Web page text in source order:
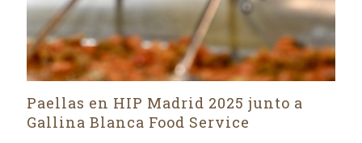
Paellas en HIP Madrid 2025 junto a
Gallina Blanca Food Service